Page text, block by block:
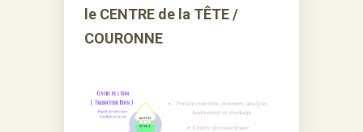
le CENTRE de la TÊTE /
COURONNE